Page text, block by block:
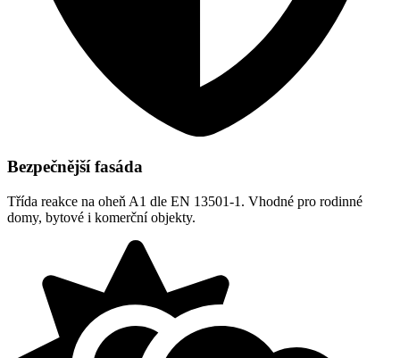
Bezpečnější fasáda
Třída reakce na oheň A1 dle EN 13501-1. Vhodné pro rodinné
domy, bytové i komerční objekty.